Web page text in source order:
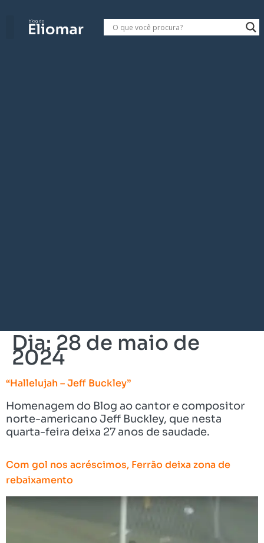
Dia: 28 de maio de
2024
“Hallelujah – Jeff Buckley”
Homenagem do Blog ao cantor e compositor
norte-americano Jeff Buckley, que nesta
quarta-feira deixa 27 anos de saudade.
Com gol nos acréscimos, Ferrão deixa zona de
rebaixamento